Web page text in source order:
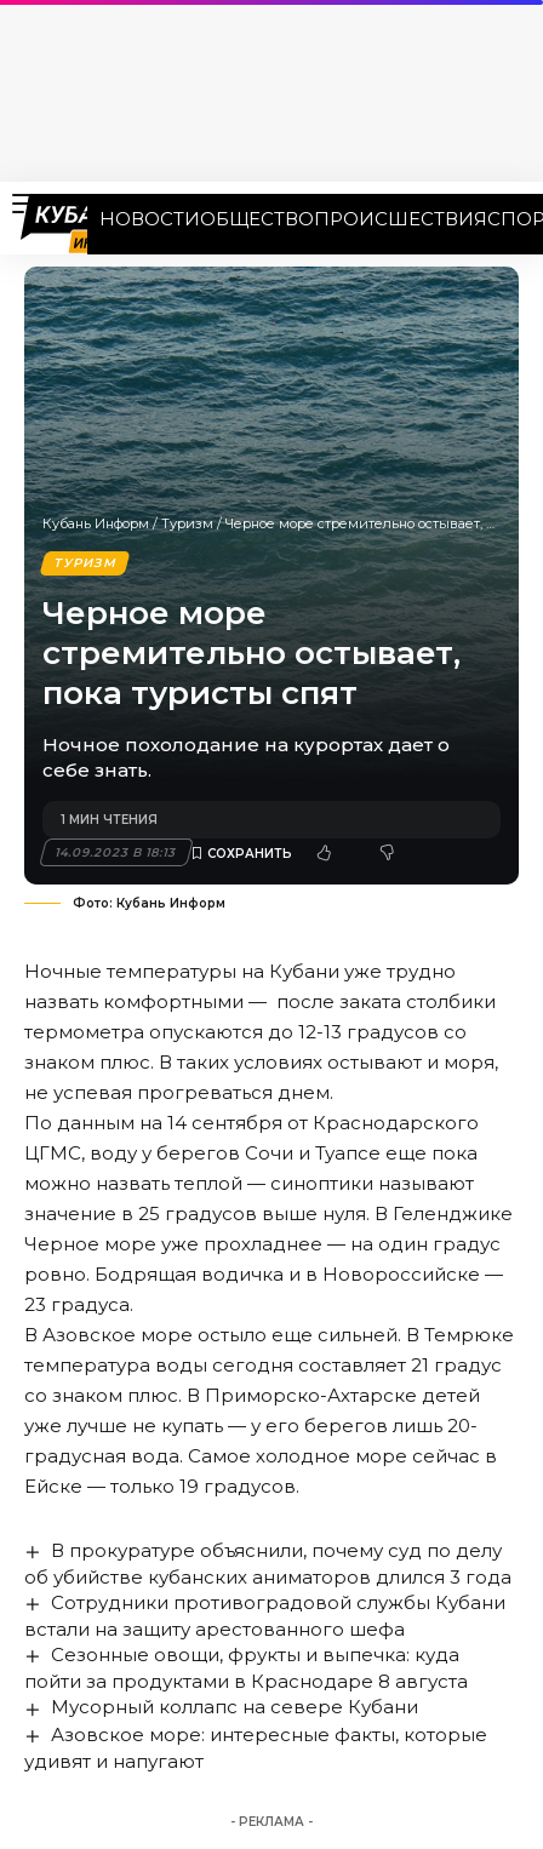
НОВОСТИОБЩЕСТВОПРОИСШЕСТВИЯ
Кубань Информ/Туризм/Черное море стремительно остывает, пока туристы спят
ТУРИЗМ
Черное море
стремительно остывает,
пока туристы спят
Ночное похолодание на курортах дает о
себе знать.
14.09.2023 В 18:13
1 МИН ЧТЕНИЯ
Фото: Кубань Информ
Ночные температуры на Кубани уже трудно
назвать комфортными — после заката столбики
термометра опускаются до 12-13 градусов со
знаком плюс. В таких условиях остывают и моря,
не успевая прогреваться днем.
По данным на 14 сентября от Краснодарского
ЦГМС, воду у берегов Сочи и Туапсе еще пока
можно назвать теплой — синоптики называют
значение в 25 градусов выше нуля. В Геленджике
Черное море уже прохладнее — на один градус
ровно. Бодрящая водичка и в Новороссийске —
23 градуса.
В Азовское море остыло еще сильней. В Темрюке
температура воды сегодня составляет 21 градус
со знаком плюс. В Приморско-Ахтарске детей
уже лучше не купать — у его берегов лишь 20-
градусная вода. Самое холодное море сейчас в
Ейске — только 19 градусов.
В прокуратуре объяснили, почему суд по делу
об убийстве кубанских аниматоров длился 3 года
Сотрудники противоградовой службы Кубани
встали на защиту арестованного шефа
Сезонные овощи, фрукты и выпечка: куда
пойти за продуктами в Краснодаре 8 августа
Мусорный коллапс на севере Кубани
Азовское море: интересные факты, которые
удивят и напугают
- РЕКЛАМА -